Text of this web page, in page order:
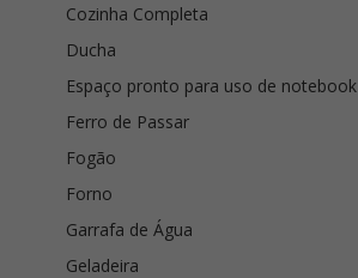
Cozinha Completa
Ducha
Espaço pronto para uso de notebook
Ferro de Passar
Fogão
Forno
Garrafa de Água
Geladeira